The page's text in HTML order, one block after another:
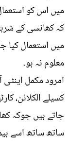
میں اس کو
کہ کھانسی کے
میں استعمال
معلوم نہ ہو۔
امرود مکمل
کسیلے الکلائن،
جاتے ہیں جوکہ
ساتھ ساتھ اسے